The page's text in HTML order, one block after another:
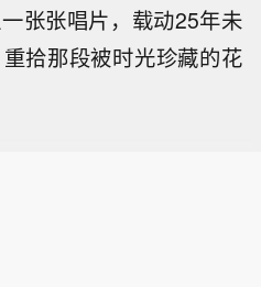
张张唱片，载动25年未
拾那段被时光珍藏的花